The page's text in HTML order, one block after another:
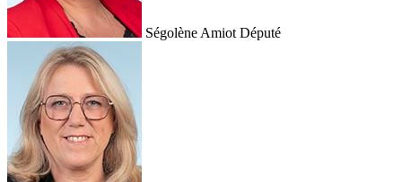
Ségolène Amiot Député